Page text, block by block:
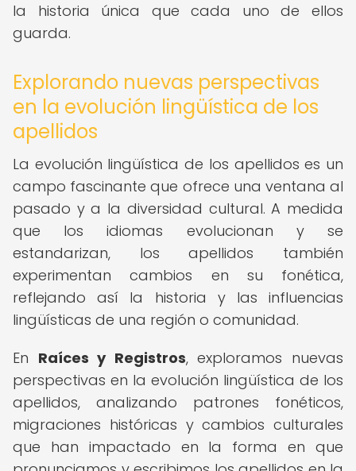
la historia única que cada uno de ellos
guarda.
Explorando nuevas perspectivas
en la evolución lingüística de los
apellidos
La evolución lingüística de los apellidos es un
campo fascinante que ofrece una ventana al
pasado y a la diversidad cultural. A medida
que los idiomas evolucionan y se
estandarizan, los apellidos también
experimentan cambios en su fonética,
reflejando así la historia y las influencias
lingüísticas de una región o comunidad.
En Raíces y Registros, exploramos nuevas
perspectivas en la evolución lingüística de los
apellidos, analizando patrones fonéticos,
migraciones históricas y cambios culturales
que han impactado en la forma en que